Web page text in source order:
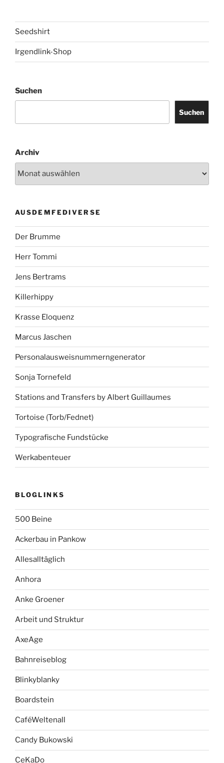
Seedshirt
Irgendlink-Shop
Suchen
Suchen
Archiv
AUSDEMFEDIVERSE
Der Brumme
Herr Tommi
Jens Bertrams
Killerhippy
Krasse Eloquenz
Marcus Jaschen
Personalausweisnummerngenerator
Sonja Tornefeld
Stations and Transfers by Albert Guillaumes
Tortoise (Torb/Fednet)
Typografische Fundstücke
Werkabenteuer
BLOGLINKS
500 Beine
Ackerbau in Pankow
Allesalltäglich
Anhora
Anke Groener
Arbeit und Struktur
AxeAge
Bahnreiseblog
Blinkyblanky
Boardstein
CaféWeltenall
Candy Bukowski
CeKaDo